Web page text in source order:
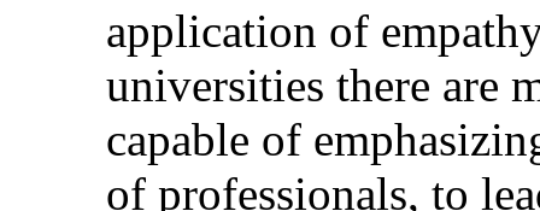
application of
universities there are
capable of
of professionals, to